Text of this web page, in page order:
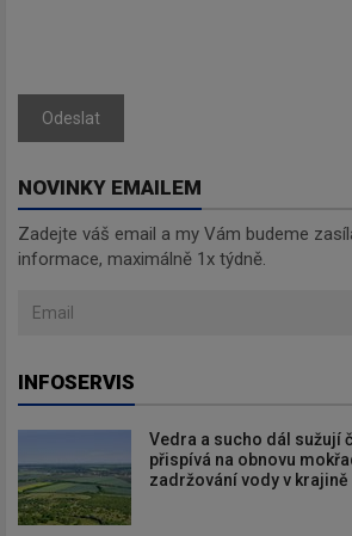
Odeslat
NOVINKY EMAILEM
Zadejte váš email a my Vám budeme
informace, maximálně 1x týdně.
INFOSERVIS
Vedra a sucho dál sužují
přispívá na obnovu
zadržování vody v krajině